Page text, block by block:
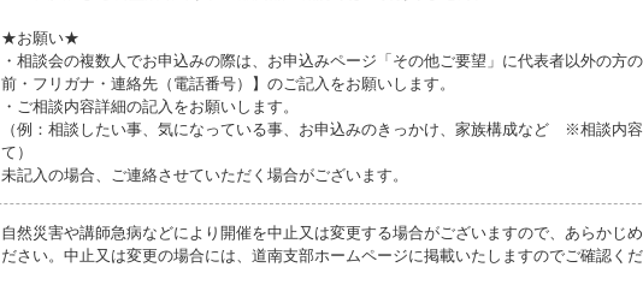
★お願い★
・相談会の複数人でお申込みの際は、お申込みページ「その他ご要望」に代表者以外の方
前・フリガナ・連絡先（電話番号）】のご記入をお願いします。
・ご相談内容詳細の記入をお願いします。
（例：相談したい事、気になっている事、お申込みのきっかけ、家族構成など ※相談内
て）
未記入の場合、ご連絡させていただく場合がございます。
自然災害や講師急病などにより開催を中止又は変更する場合がございますので、あらかじめ
ださい。中止又は変更の場合には、道南支部ホームページに掲載いたしますのでご確認くだ